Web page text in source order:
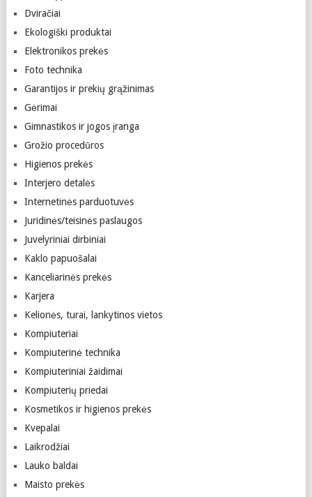
Dviračiai
Ekologiški produktai
Elektronikos prekės
Foto technika
Garantijos ir prekių grąžinimas
Gėrimai
Gimnastikos ir jogos įranga
Grožio procedūros
Higienos prekės
Interjero detalės
Internetinės parduotuvės
Juridinės/teisinės paslaugos
Juvelyriniai dirbiniai
Kaklo papuošalai
Kanceliarinės prekės
Karjera
Kelionės, turai, lankytinos vietos
Kompiuteriai
Kompiuterinė technika
Kompiuteriniai žaidimai
Kompiuterių priedai
Kosmetikos ir higienos prekės
Kvepalai
Laikrodžiai
Lauko baldai
Maisto prekės